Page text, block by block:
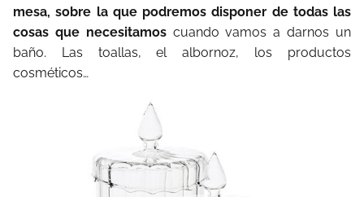
mesa, sobre la que podremos disponer de todas las
cosas que necesitamos cuando vamos a darnos un
baño. Las toallas, el albornoz, los productos
cosméticos…